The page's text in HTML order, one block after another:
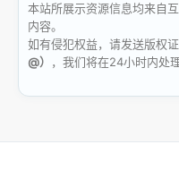
本站所展示资源信息均来自
内容。
如有侵犯权益，请发送版权
@）
，我们将在24小时内处理